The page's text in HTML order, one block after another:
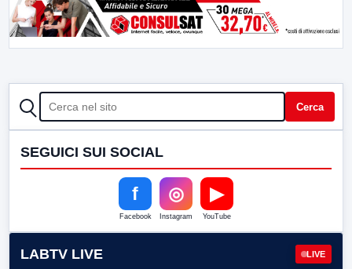
CERCA Cerca
SEGUICI SUI SOCIAL
f
Facebook
◎
Instagram
▶
YouTube
LABTV LIVE LIVE